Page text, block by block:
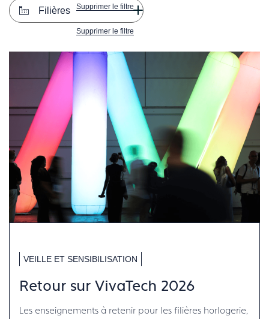
Supprimer le filtre
Filières
Supprimer le filtre
VEILLE ET SENSIBILISATION
Retour sur VivaTech 2026
Les enseignements à retenir pour les filières horlogerie,